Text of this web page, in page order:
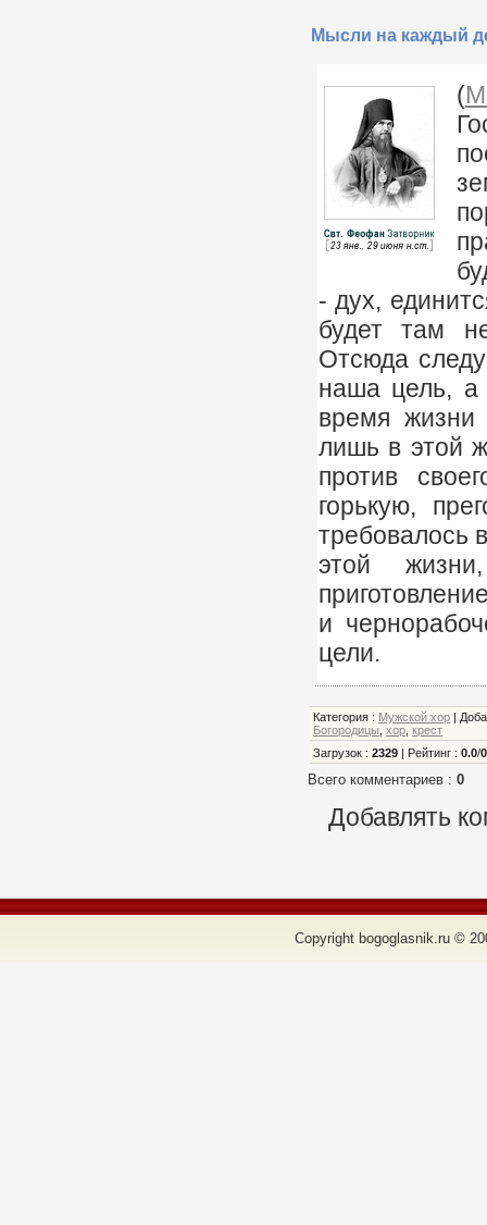
Мысли на каждый
(
- дух,
будет там
Отсюда
наша цель, а
время жизни
лишь в этой
против
горькую,
требовалось
этой
и
цели.
Категория : Мужской хор
Богородицы ,хор ,крест
Загрузок :2329 Рейтинг :0.0/0
Всего комментариев :0
Добавлять
Copyright bogoglasnik.ru ©